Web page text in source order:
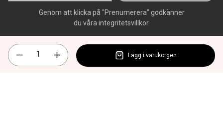
Genom att klicka på "Prenumerera" godkänner
du våra integritetsvillkor.
Lägg i varukorgen